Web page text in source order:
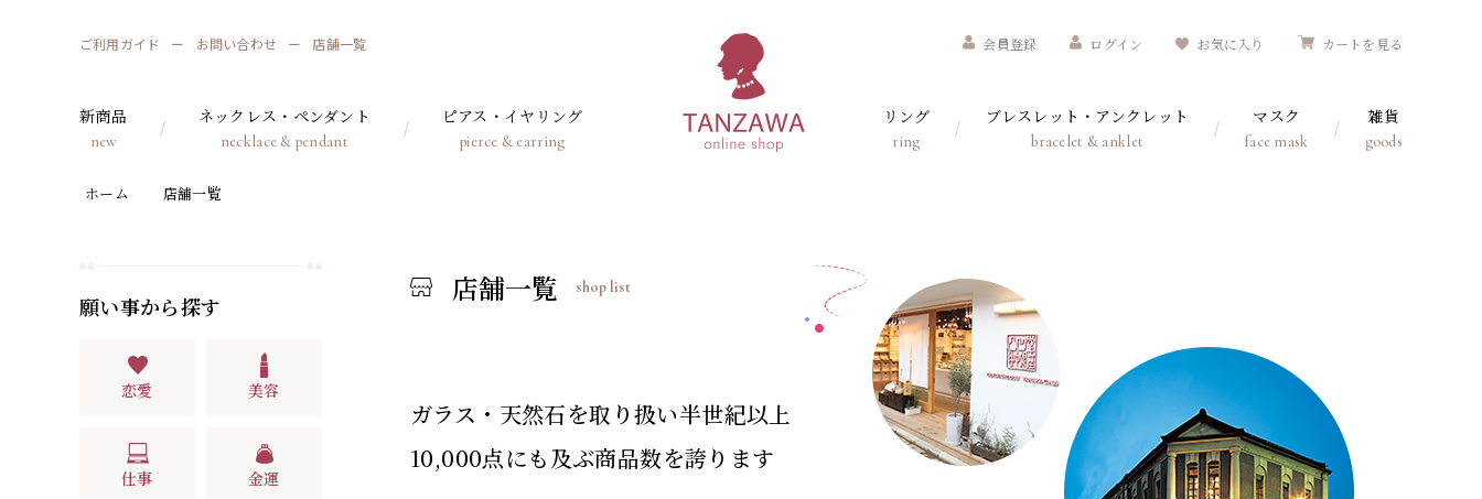
ご利用ガイド お問い合わせ 店舗一覧 会員登録 ログイン お気に入り カートを見る
新商品
new
ネックレス・ペンダント
necklace & pendant
ピアス・イヤリング
pierce & earring
リング
ring
ブレスレット・アンクレット
bracelet & anklet
マスク
face mask
雑貨
goods
ホーム 店舗一覧
店舗一覧 shop list
ガラス・天然石を取り扱い半世紀以上
10,000点にも及ぶ商品数を誇ります
願い事から探す
恋愛 美容
仕事 金運